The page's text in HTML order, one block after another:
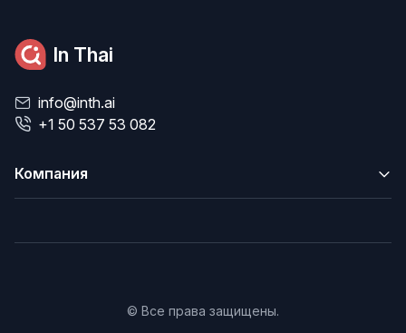
In Thai
info@inth.ai
+1 50 537 53 082
Компания
© Все права защищены.